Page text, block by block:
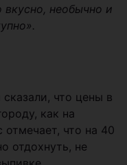
вкусно, необычно и
что цены в
как на
что на 40
отдохнуть, не